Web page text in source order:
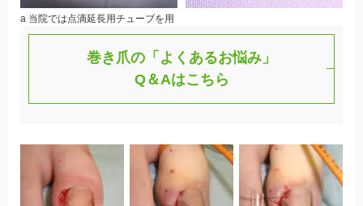
a 当院では点滴延長用チューブを用
巻き爪の「よくあるお悩み」
Q＆Aはこちら